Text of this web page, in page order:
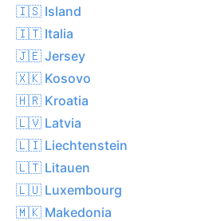
🇮🇸 Island
🇮🇹 Italia
🇯🇪 Jersey
🇽🇰 Kosovo
🇭🇷 Kroatia
🇱🇻 Latvia
🇱🇮 Liechtenstein
🇱🇹 Litauen
🇱🇺 Luxembourg
🇲🇰 Makedonia